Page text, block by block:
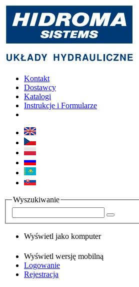
Kontakt
Dostawcy
Katalogi
Instrukcje i Formularze
Wyszukiwanie
Wyświetl jako komputer
Wyświetl wersję mobilną
Logowanie
Rejestracja